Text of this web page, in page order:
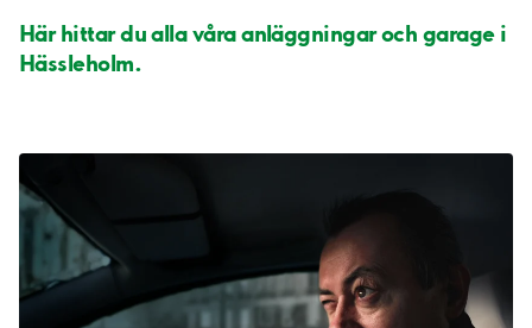
Här hittar du alla våra anläggningar och garage i
Hässleholm.